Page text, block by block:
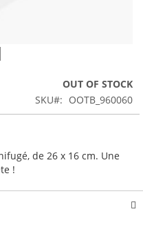
OUT OF STOCK
SKU
OOTB_960060
de 26 x 16 cm. Une
!